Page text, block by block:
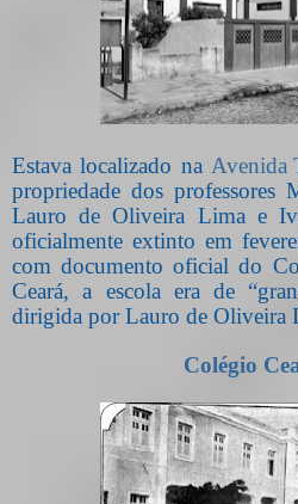
Estava localizado na Avenida
propriedade dos professores
Lauro de Oliveira Lima e
oficialmente extinto em
com documento oficial do
Ceará, a escola era de
dirigida por Lauro de Oliveira
Colégio